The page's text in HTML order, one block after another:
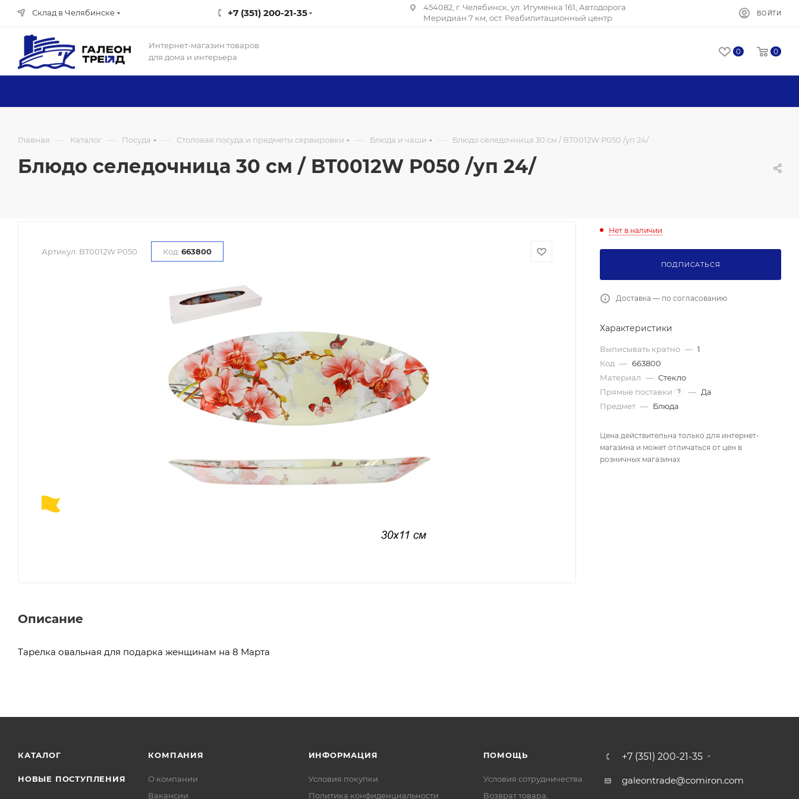
Склад в Челябинске +7 (351) 200-21-35
454082, г. Челябинск, ул. Игуменка 161, Автодорога
Меридиан 7 км, ост. Реабилитационный центр
ВОЙТИ
Интернет-магазин товаров
для дома и интерьера
0 0
Главная — Каталог — Посуда — Столовая посуда и предметы сервировки — Блюда и чаши — Блюдо селедочница 30 см / BT0012W P050 /уп 24/
Блюдо селедочница 30 см / BT0012W P050 /уп 24/
Артикул: BT0012W P050 Код: 663800
Описание
Тарелка овальная для подарка женщинам на 8 Марта
Нет в наличии
ПОДПИСАТЬСЯ
Доставка — по согласованию
Характеристики
Выписывать кратно — 1
Код — 663800
Материал — Стекло
Прямые поставки
? — Да
Предмет — Блюда
Цена действительна только для интернет-
магазина и может отличаться от цен в
розничных магазинах
КАТАЛОГ
НОВЫЕ ПОСТУПЛЕНИЯ
КОМПАНИЯ
О компании
Вакансии
ИНФОРМАЦИЯ
Условия покупки
Политика конфиденциальности
ПОМОЩЬ
Условия сотрудничества
Возврат товара,
+7 (351) 200-21-35
galeontrade@comiron.com